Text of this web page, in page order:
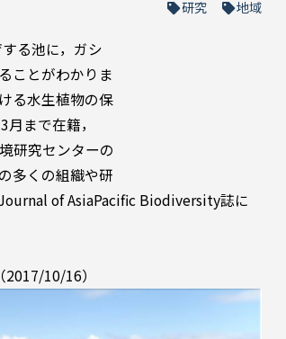
研究
地域
る池に，ガシ
ことがわかりま
る水生植物の保
まで在籍，
研究センターの
多くの組織や研
of AsiaPacific Biodiversity誌に
（2017/10/16）